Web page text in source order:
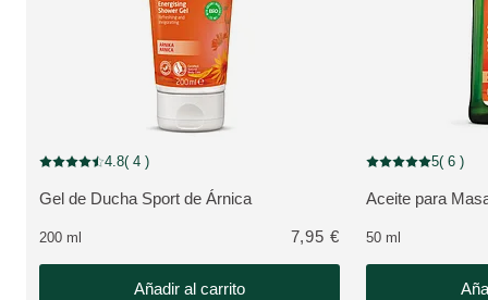
VER PRODUCTO:
Gel de Ducha Sport de Árnica
Puntuación: 4.8 / 5 estrellas 4 valoraciones de usuarios
4.8( 4 )
200 ml 7,95 €
Añadir al carrito
VER
Aceite para
Puntuación: 5 / 5
5( 6 )
50 ml